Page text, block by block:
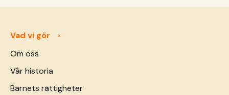
Vad vi gör
Om oss
Vår historia
Barnets rättigheter